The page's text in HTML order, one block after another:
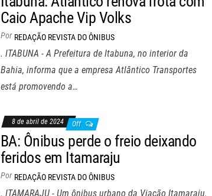
Caio Apache Vip Volks
Por REDAÇÃO REVISTA DO ÔNIBUS
. ITABUNA - A Prefeitura de Itabuna, no interior da
Bahia, informa que a empresa Atlântico Transportes
está promovendo a…
8 de abril de 2024 Off
BA: Ônibus perde o freio deixando
feridos em Itamaraju
Por REDAÇÃO REVISTA DO ÔNIBUS
. ITAMARAJU - Um ônibus urbano da Viação Itamaraju,